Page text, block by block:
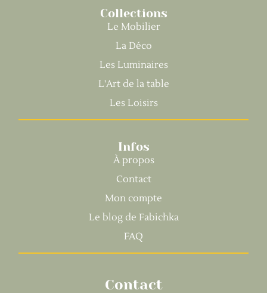
Collections
Le Mobilier
La Déco
Les Luminaires
L'Art de la table
Les Loisirs
Infos
À propos
Contact
Mon compte
Le blog de Fabichka
FAQ
Contact